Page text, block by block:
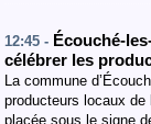
12:45 - Écouché-
célébrer les
La commune
producteurs locaux de
placée sous le signe